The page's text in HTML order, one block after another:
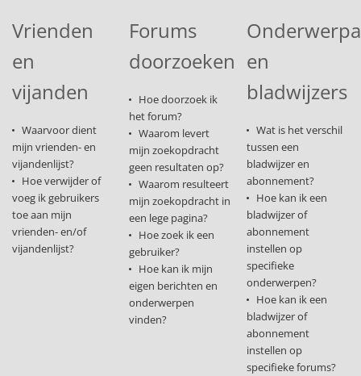
Vrienden
en
vijanden
Waarvoor dient
mijn vrienden- en
vijandenlijst?
Hoe verwijder of
voeg ik gebruikers
toe aan mijn
vrienden- en/of
vijandenlijst?
Forums
doorzoeken
Hoe doorzoek ik
het forum?
Waarom levert
mijn zoekopdracht
geen resultaten op?
Waarom resulteert
mijn zoekopdracht in
een lege pagina?
Hoe zoek ik een
gebruiker?
Hoe kan ik mijn
eigen berichten en
onderwerpen
vinden?
en
bladwijzers
Wat is het verschil
tussen een
bladwijzer en
abonnement?
Hoe kan ik een
bladwijzer of
abonnement
instellen op
specifieke
onderwerpen?
Hoe kan ik een
bladwijzer of
abonnement
instellen op
specifieke forums?